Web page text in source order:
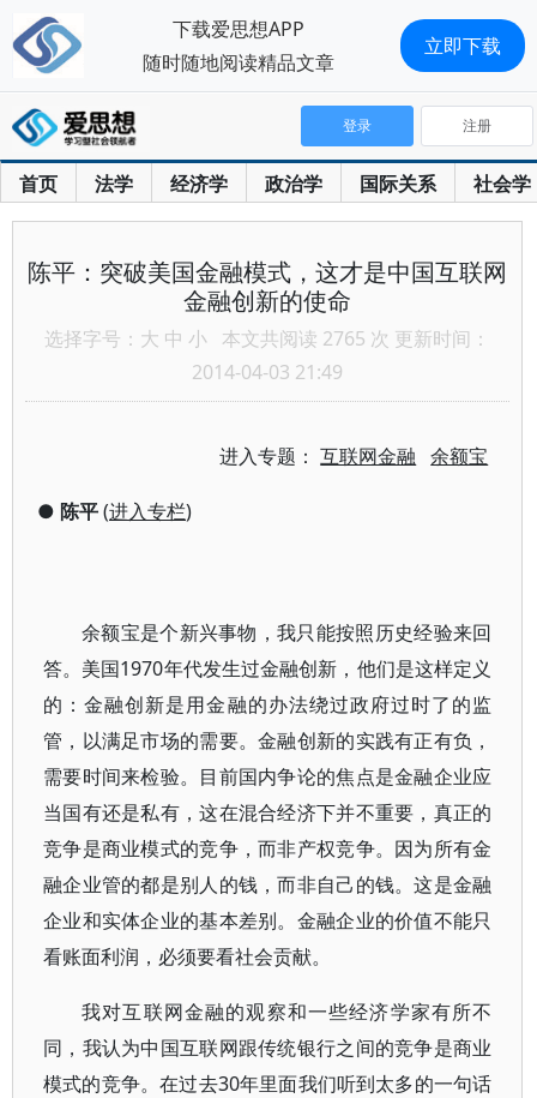
首页 法学 经济学 政治学 国际关系 社会学
登录 注册
陈平：突破美国金融模式，这才是中国互联网
金融创新的使命
选择字号： 大 中 小 本文共阅读 2765 次 更新时间：
2014-04-03 21:49
进入专题：互联网金融 余额宝
● 陈平(进入专栏)
余额宝是个新兴事物，我只能按照历史经验来回
答。美国1970年代发生过金融创新，他们是这样定义
的：金融创新是用金融的办法绕过政府过时了的监
管，以满足市场的需要。金融创新的实践有正有负，
需要时间来检验。目前国内争论的焦点是金融企业应
当国有还是私有，这在混合经济下并不重要，真正的
竞争是商业模式的竞争，而非产权竞争。因为所有金
融企业管的都是别人的钱，而非自己的钱。这是金融
企业和实体企业的基本差别。金融企业的价值不能只
看账面利润，必须要看社会贡献。
我对互联网金融的观察和一些经济学家有所不
同，我认为中国互联网跟传统银行之间的竞争是商业
模式的竞争。在过去30年里面我们听到太多的一句话
下载爱思想APP
随时随地阅读精品文章
立即下载